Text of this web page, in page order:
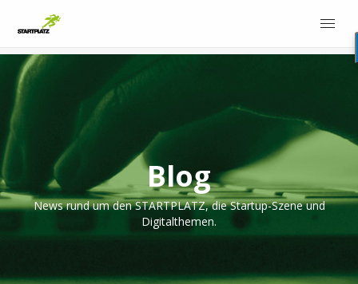
Blog
News rund um den STARTPLATZ, die Startup-Szene und
Digitalthemen.